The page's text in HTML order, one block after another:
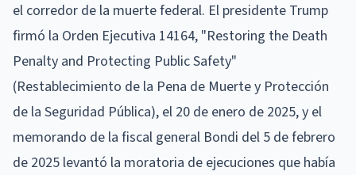
el corredor de la muerte federal. El presidente Trump
firmó la Orden Ejecutiva 14164, "Restoring the Death
Penalty and Protecting Public Safety"
(Restablecimiento de la Pena de Muerte y Protección
de la Seguridad Pública), el 20 de enero de 2025, y el
memorando de la fiscal general Bondi del 5 de febrero
de 2025 levantó la moratoria de ejecuciones que había